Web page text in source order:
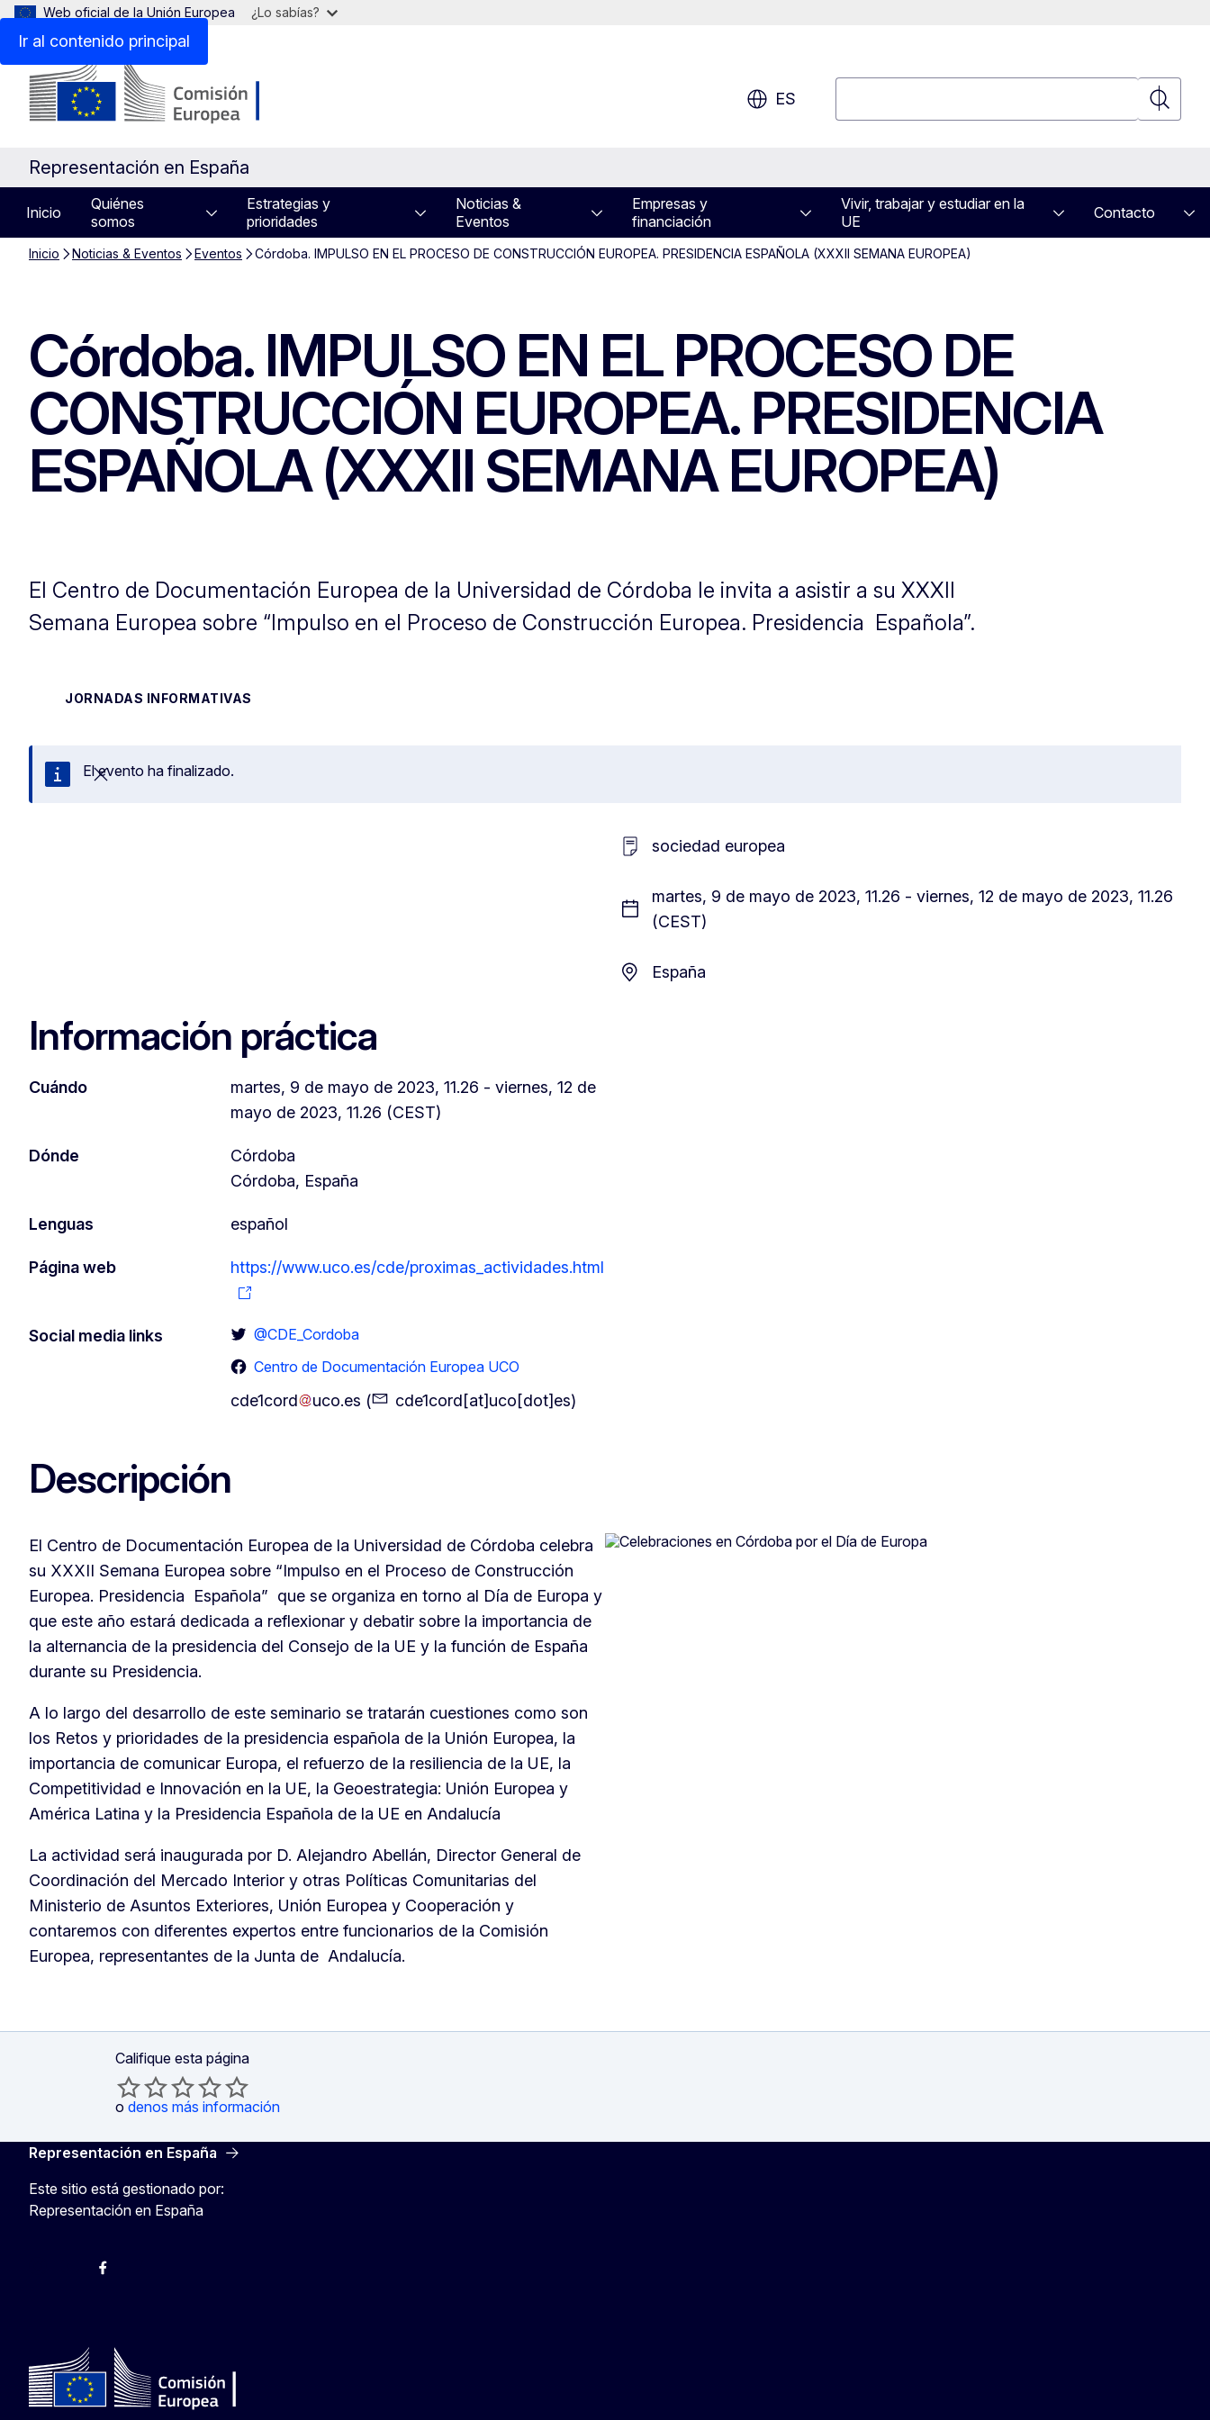
Ir al contenido principal
Web oficial de la Unión Europea ¿Lo sabías?
ES
Representación en España
Inicio
Quiénes
somos
Estrategias y
prioridades
Noticias &
Eventos
Empresas y
financiación
Vivir, trabajar y estudiar en la
UE
Contacto
Inicio Noticias & Eventos Eventos Córdoba. IMPULSO EN EL PROCESO DE CONSTRUCCIÓN EUROPEA. PRESIDENCIA ESPAÑOLA (XXXII SEMANA EUROPEA)
Córdoba. IMPULSO EN EL PROCESO DE
CONSTRUCCIÓN EUROPEA. PRESIDENCIA
ESPAÑOLA (XXXII SEMANA EUROPEA)
El Centro de Documentación Europea de la Universidad de Córdoba le invita a asistir a su XXXII
Semana Europea sobre “Impulso en el Proceso de Construcción Europea. Presidencia Española”.
JORNADAS INFORMATIVAS
Cerrar
El evento ha finalizado.
sociedad europea
martes, 9 de mayo de 2023, 11.26 - viernes, 12 de mayo de 2023, 11.26
(CEST)
España
Información práctica
Cuándo
martes, 9 de mayo de 2023, 11.26 - viernes, 12 de
mayo de 2023, 11.26 (CEST)
Dónde
Córdoba
Córdoba, España
Lenguas español
Página web https://www.uco.es/cde/proximas_actividades.html
Social media links
@CDE_Cordoba
Centro de Documentación Europea UCO
cde1cord uco.es ( cde1cord[at]uco[dot]es)
Descripción
El Centro de Documentación Europea de la Universidad de Córdoba celebra
su XXXII Semana Europea sobre “Impulso en el Proceso de Construcción
Europea. Presidencia Española” que se organiza en torno al Día de Europa y
que este año estará dedicada a reflexionar y debatir sobre la importancia de
la alternancia de la presidencia del Consejo de la UE y la función de España
durante su Presidencia.
A lo largo del desarrollo de este seminario se tratarán cuestiones como son
los Retos y prioridades de la presidencia española de la Unión Europea, la
importancia de comunicar Europa, el refuerzo de la resiliencia de la UE, la
Competitividad e Innovación en la UE, la Geoestrategia: Unión Europea y
América Latina y la Presidencia Española de la UE en Andalucía
La actividad será inaugurada por D. Alejandro Abellán, Director General de
Coordinación del Mercado Interior y otras Políticas Comunitarias del
Ministerio de Asuntos Exteriores, Unión Europea y Cooperación y
contaremos con diferentes expertos entre funcionarios de la Comisión
Europea, representantes de la Junta de Andalucía.
Califique esta página
o denos más información
Representación en España
Este sitio está gestionado por:
Representación en España
@ComisionEuropea
Espacio Europa
Comisión Europea en España